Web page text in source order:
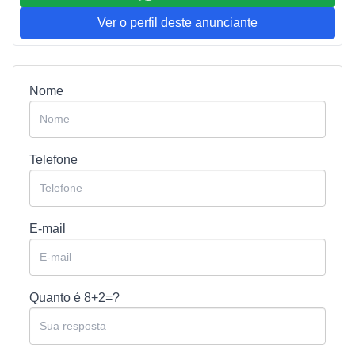
Ver o perfil deste anunciante
Nome
Telefone
E-mail
Quanto é 8+2=?